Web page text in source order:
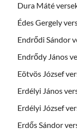
Dura Máté
Édes Gergely
Endrődi Sándor
Endrődy János
Eötvös József
Erdélyi János
Erdélyi József
Erdős Sándor